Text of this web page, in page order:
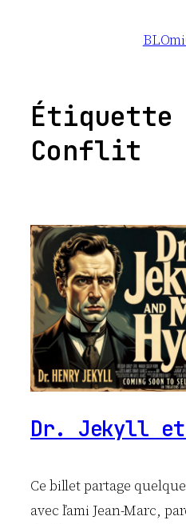
Étiquette
Conflit
Dr. Jekyll et
Ce billet partage
avec l’ami Jean-Marc,